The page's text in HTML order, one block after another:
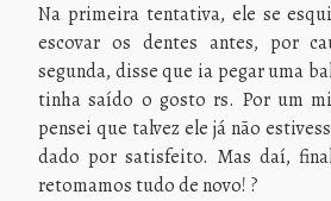
Na primeira tentativa, ele se
escovar os dentes antes, por
segunda, disse que ia pegar uma
tinha saído o gosto rs. Por um
pensei que talvez ele já não
dado por satisfeito. Mas daí,
retomamos tudo de novo! ?